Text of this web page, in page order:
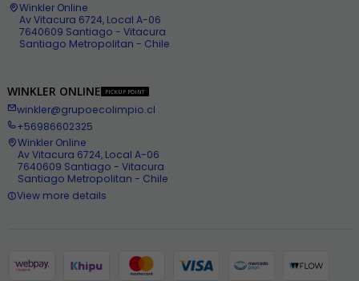
Winkler Online
Av Vitacura 6724, Local A-06
7640609 Santiago - Vitacura
Santiago Metropolitan - Chile
WINKLER ONLINE PICKUP POINT
winkler@grupoecolimpio.cl
+56986602325
Winkler Online
Av Vitacura 6724, Local A-06
7640609 Santiago - Vitacura
Santiago Metropolitan - Chile
View more details